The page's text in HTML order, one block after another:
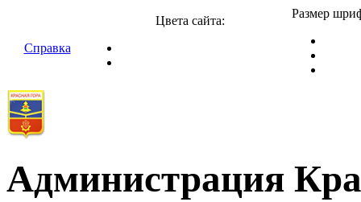
Справка
Цвета сайта:
Размер
Администрация